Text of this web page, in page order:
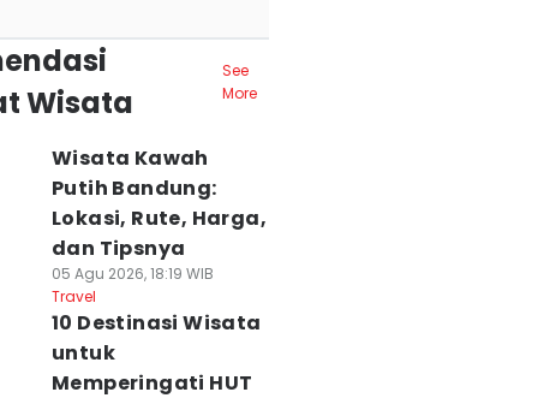
Wisata
See
More
Wisata Kawah
Putih Bandung:
Lokasi, Rute, Harga,
dan Tipsnya
05 Agu 2026, 18:19 WIB
Travel
10 Destinasi Wisata
untuk
Memperingati HUT